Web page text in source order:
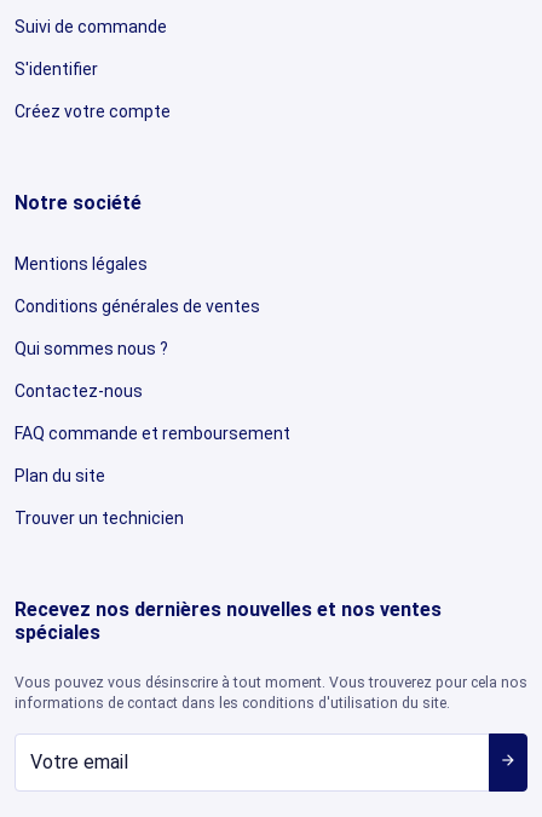
Suivi de commande
S'identifier
Créez votre compte
Notre société
Mentions légales
Conditions générales de ventes
Qui sommes nous ?
Contactez-nous
FAQ commande et remboursement
Plan du site
Trouver un technicien
Recevez nos dernières nouvelles et nos ventes
spéciales
Vous pouvez vous désinscrire à tout moment. Vous trouverez pour cela nos
informations de contact dans les conditions d'utilisation du site.
arrow_forward